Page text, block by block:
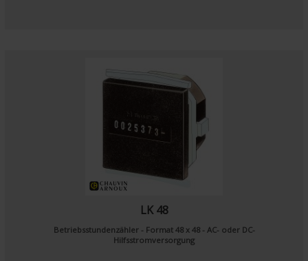
LK 48
Betriebsstundenzähler - Format 48 x 48 - AC- oder DC-
Hilfsstromversorgung